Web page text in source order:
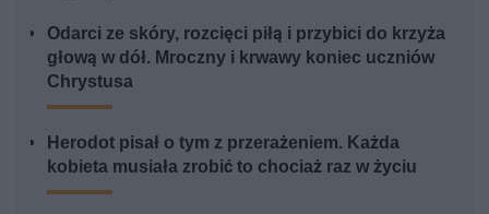
Odarci ze skóry, rozcięci piłą i przybici do krzyża
głową w dół. Mroczny i krwawy koniec uczniów
Chrystusa
Herodot pisał o tym z przerażeniem. Każda
kobieta musiała zrobić to chociaż raz w życiu